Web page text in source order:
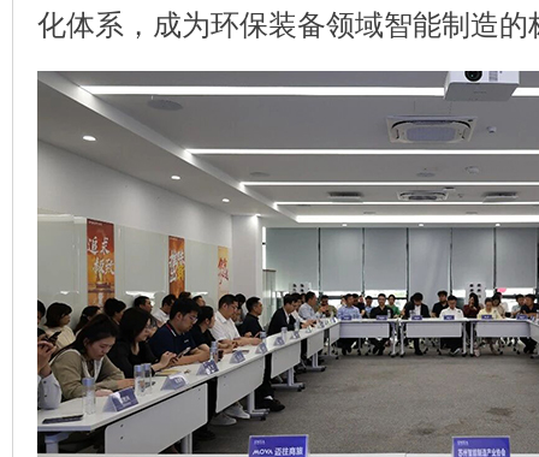
化体系，成为环保装备领域智能制造的